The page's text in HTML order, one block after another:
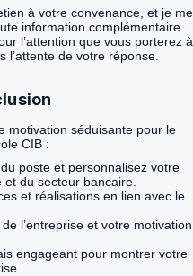
à votre convenance, et je me
information complémentaire.
l’attention que vous porterez à
l’attente de votre réponse.
motivation séduisante pour le
CIB :
poste et personnalisez votre
et du secteur bancaire.
et réalisations en lien avec le
l’entreprise et votre motivation
engageant pour montrer votre